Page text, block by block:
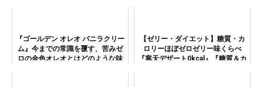
『ゴールデン オレオ バニラクリー
ム』今までの常識を覆す、苦みゼ
ロの金色オレオとはどのような味
【ゼリー・ダイエット】糖質・カ
ロリーほぼゼロゼリー味くらべ
『寒天デザート0kcal』『糖質＆カ